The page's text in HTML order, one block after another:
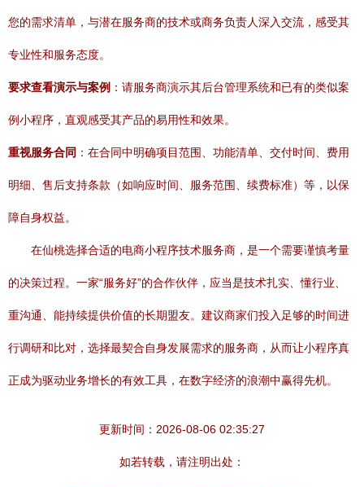
您的需求清单，与潜在服务商的技术或商务负责人深入交流，感受其
专业性和服务态度。
要求查看演示与案例 ：请服务商演示其后台管理系统和已有的类似案
例小程序，直观感受其产品的易用性和效果。
重视服务合同 ：在合同中明确项目范围、功能清单、交付时间、费用
明细、售后支持条款（如响应时间、服务范围、续费标准）等，以保
障自身权益。
在仙桃选择合适的电商小程序技术服务商，是一个需要谨慎考量
的决策过程。一家“服务好”的合作伙伴，应当是技术扎实、懂行业、
重沟通、能持续提供价值的长期盟友。建议商家们投入足够的时间进
行调研和比对，选择最契合自身发展需求的服务商，从而让小程序真
正成为驱动业务增长的有效工具，在数字经济的浪潮中赢得先机。
更新时间：2026-08-06 02:35:27
如若转载，请注明出处：